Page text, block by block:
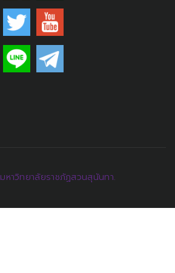
มหาวิทยาลัยราชภัฏสวนสุนันทา.